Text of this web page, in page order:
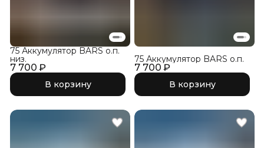
7 700 ₽
75 Аккумулятор BARS о.п.
низ.
В корзину
7 700 ₽
75 Аккумулятор BARS о.п.
В корзину